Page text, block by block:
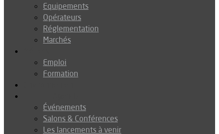
Equipements
Opérateurs
Réglementation
Marchés
Emploi
Formation
Événements
Salons & Conférences
Les lancements à venir